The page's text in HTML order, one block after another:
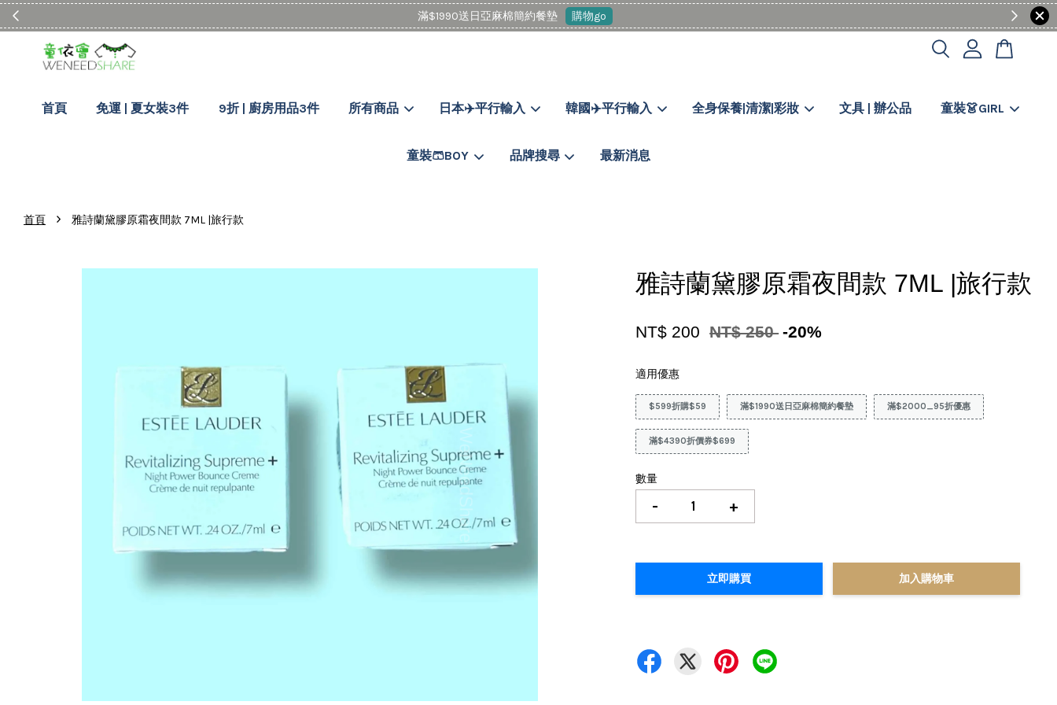
滿$1990送日亞麻棉簡約餐墊 購物go
首頁 免運 | 夏女裝3件 9折 | 廚房用品3件 所有商品 日本✈️平行輸入 韓國✈️平行輸入 全身保養|清潔|彩妝 文具 | 辦公品 童裝👗GIRL
童裝🩳BOY 品牌搜尋 最新消息
首頁 › 雅詩蘭黛膠原霜夜間款 7ML |旅行款
雅詩蘭黛膠原霜夜間款 7ML |旅行款
NT$ 200 NT$ 250 -20%
適用優惠
$599折購$59 滿$1990送日亞麻棉簡約餐墊 滿$2000_95折優惠
滿$4390折價券$699
數量
- +
立即購買 加入購物車